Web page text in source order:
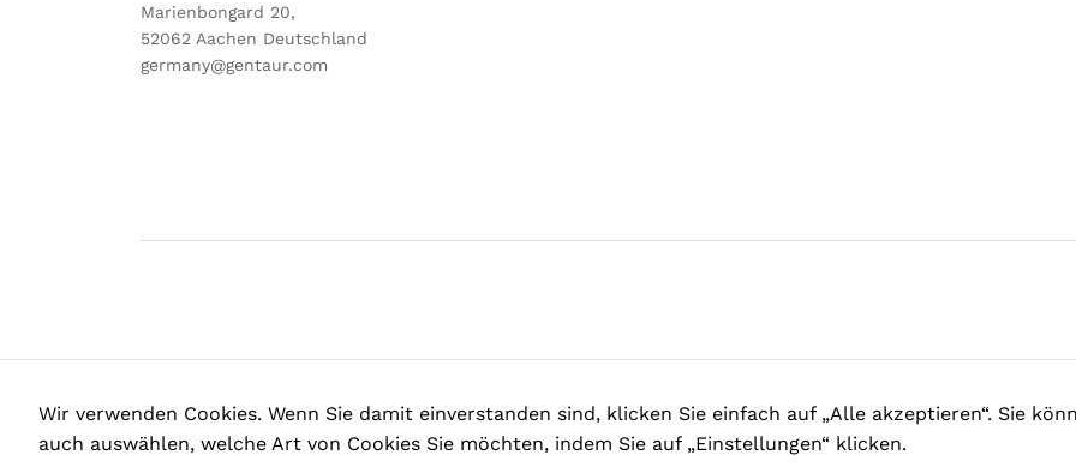
Marienbongard 20,
52062 Aachen Deutschland
germany@gentaur.com
Copyright © 2025
Wir verwenden Cookies. Wenn Sie damit einverstanden sind, klicken Sie einfach auf „Alle akzeptieren“. Sie
auch auswählen, welche Art von Cookies Sie möchten, indem Sie auf „Einstellungen“ klicken.